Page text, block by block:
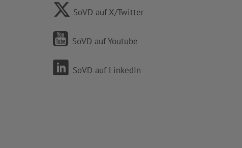
SoVD auf X/Twitter
SoVD auf Youtube
SoVD auf LinkedIn